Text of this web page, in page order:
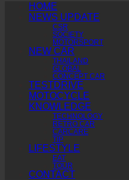
HOME
NEWS UPDATE
CSR
SOCIETY
MOTORSPORT
NEW CAR
THAILAND
GLOBAL
CONCEPT CAR
TESTDRIVE
MOTOCYCLE
KNOWLEDGE
TECHNOLOGY
RETRO CAR
CARCARE
TIP
LIFESTYLE
EAT
TOUR
CONTACT